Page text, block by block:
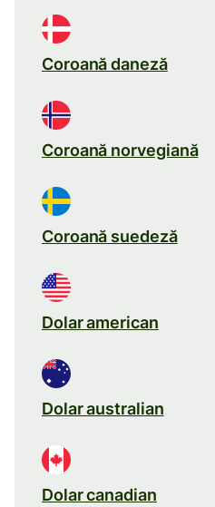
Coroană daneză
Coroană norvegiană
Coroană suedeză
Dolar american
Dolar australian
Dolar canadian